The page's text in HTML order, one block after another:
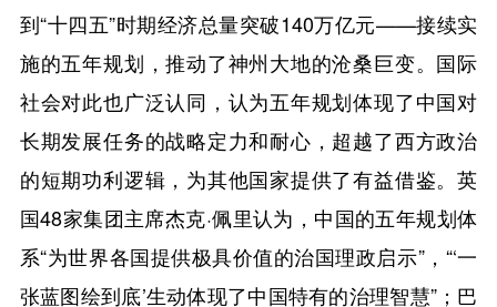
到“十四五”时期经济总量突破140万亿元——接续实
施的五年规划，推动了神州大地的沧桑巨变。国际
社会对此也广泛认同，认为五年规划体现了中国对
长期发展任务的战略定力和耐心，超越了西方政治
的短期功利逻辑，为其他国家提供了有益借鉴。英
国48家集团主席杰克·佩里认为，中国的五年规划体
系“为世界各国提供极具价值的治国理政启示”，“‘一
张蓝图绘到底’生动体现了中国特有的治理智慧”；巴